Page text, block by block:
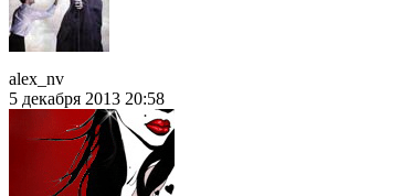
alex_nv
5 декабря 2013 20:58